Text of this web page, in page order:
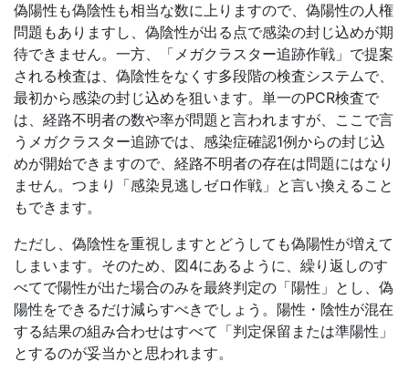
偽陽性も偽陰性も相当な数に上りますので、偽陽性の人権
問題もありますし、偽陰性が出る点で感染の封じ込めが期
待できません。一方、「メガクラスター追跡作戦」で提案
される検査は、偽陰性をなくす多段階の検査システムで、
最初から感染の封じ込めを狙います。単一のPCR検査で
は、経路不明者の数や率が問題と言われますが、ここで言
うメガクラスター追跡では、感染症確認1例からの封じ込
めが開始できますので、経路不明者の存在は問題にはなり
ません。つまり「感染見逃しゼロ作戦」と言い換えること
もできます。
ただし、偽陰性を重視しますとどうしても偽陽性が増えて
しまいます。そのため、図4にあるように、繰り返しのす
べてで陽性が出た場合のみを最終判定の「陽性」とし、偽
陽性をできるだけ減らすべきでしょう。陽性・陰性が混在
する結果の組み合わせはすべて「判定保留または準陽性」
とするのが妥当かと思われます。